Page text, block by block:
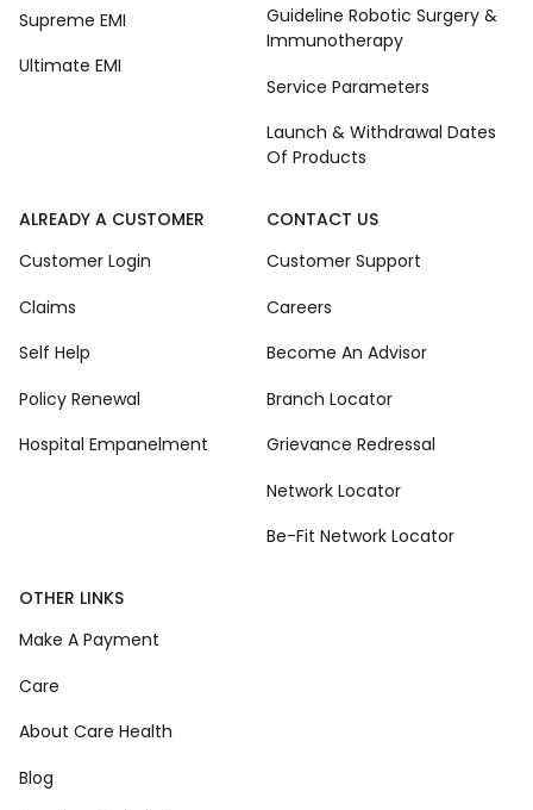
Supreme EMI
Ultimate EMI
Guideline Robotic Surgery &
Immunotherapy
Service Parameters
Launch & Withdrawal Dates
Of Products
ALREADY A CUSTOMER
Customer Login
Claims
Self Help
Policy Renewal
Hospital Empanelment
CONTACT US
Customer Support
Careers
Become An Advisor
Branch Locator
Grievance Redressal
Network Locator
Be-Fit Network Locator
OTHER LINKS
Make A Payment
Care
About Care Health
Blog